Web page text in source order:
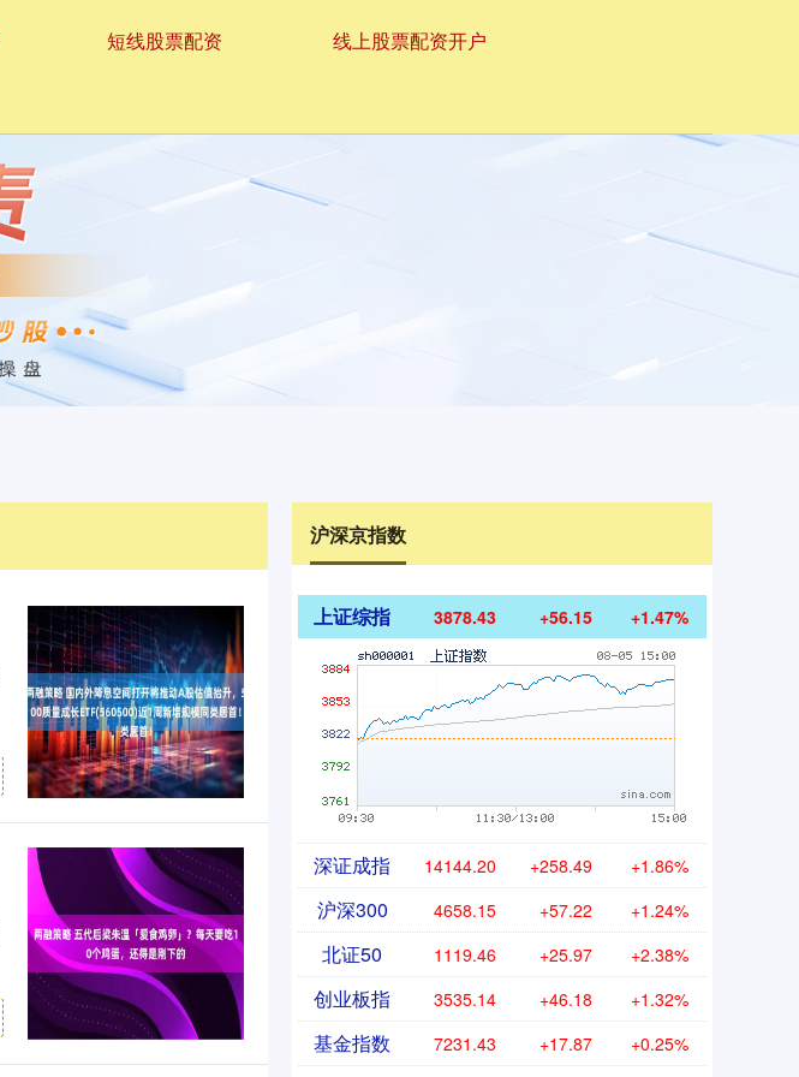
短线股票配资 线上股票配资开户
沪深京指数
上证综指 3878.43 +56.15 +1.47%
深证成指 14144.20 +258.49 +1.86%
沪深300 4658.15 +57.22 +1.24%
北证50 1119.46 +25.97 +2.38%
创业板指 3535.14 +46.18 +1.32%
基金指数 7231.43 +17.87 +0.25%